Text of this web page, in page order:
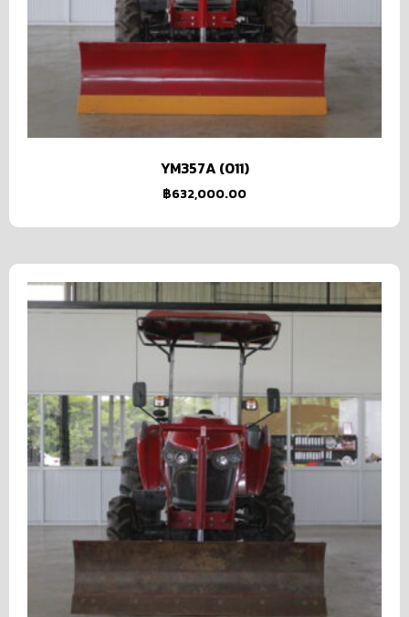
YM357A (011)
฿632,000.00